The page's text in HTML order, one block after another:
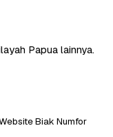
Papua lainnya.
Biak Numfor